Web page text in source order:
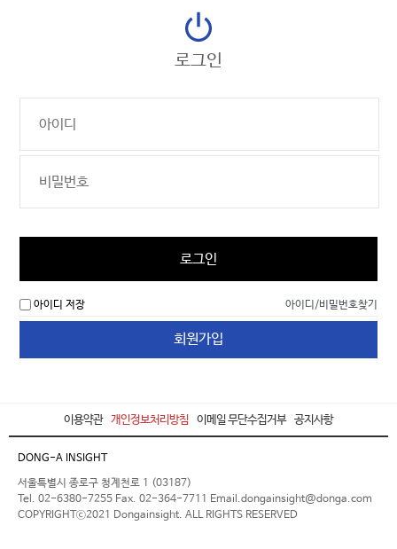
로그인
로그인
아이디 저장 아이디/비밀번호찾기
회원가입
이용약관 개인정보처리방침 이메일 무단수집거부 공지사항
DONG-A INSIGHT
서울특별시 종로구 청계천로 1 (03187)
Tel. 02-6380-7255 Fax. 02-364-7711 Email.dongainsight@donga.com
COPYRIGHTⓒ2021 Dongainsight. ALL RIGHTS RESERVED